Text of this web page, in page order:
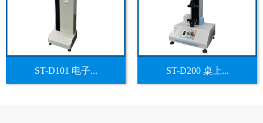
ST-D101 电子... ST-D200 桌上...